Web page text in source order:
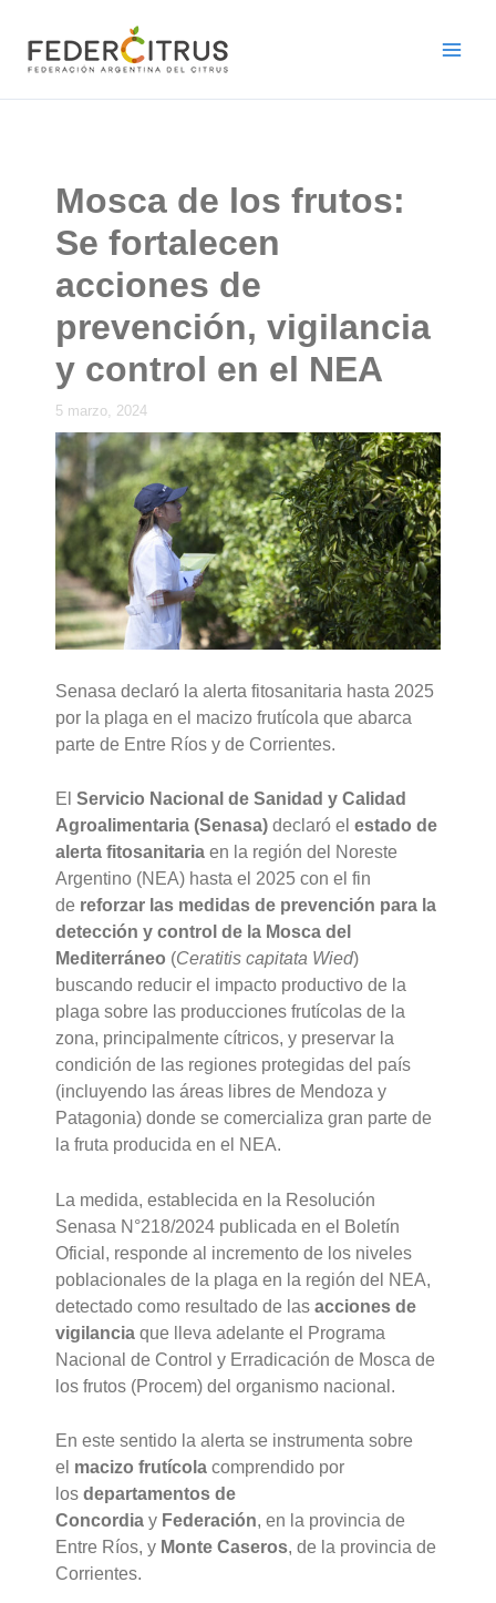
contenido
Mosca de los frutos:
Se fortalecen
acciones de
prevención, vigilancia
y control en el NEA
5 marzo, 2024
Senasa declaró la alerta fitosanitaria hasta 2025
por la plaga en el macizo frutícola que abarca
parte de Entre Ríos y de Corrientes.
ElServicio Nacional de Sanidad y Calidad
Agroalimentaria (Senasa) declaró elestado de
alerta fitosanitaria en la región del Noreste
Argentino (NEA) hasta el 2025 con el fin
de reforzar las medidas de prevención para la
detección y control de la Mosca del
Mediterráneo (Ceratitis capitata Wied)
buscando reducir el impacto productivo de la
plaga sobre las producciones frutícolas de la
zona, principalmente cítricos, y preservar la
condición de las regiones protegidas del país
(incluyendo las áreas libres de Mendoza y
Patagonia) donde se comercializa gran parte de
la fruta producida en el NEA.
La medida, establecida en la Resolución
Senasa N°218/2024 publicada en el Boletín
Oficial, responde al incremento de los niveles
poblacionales de la plaga en la región del NEA,
detectado como resultado de lasacciones de
vigilancia que lleva adelante el Programa
Nacional de Control y Erradicación de Mosca de
los frutos (Procem) del organismo nacional.
En este sentido la alerta se instrumenta sobre
el macizo frutícola comprendido por
losdepartamentos de
Concordia y Federación, en la provincia de
Entre Ríos, y Monte Caseros, de la provincia de
Corrientes.